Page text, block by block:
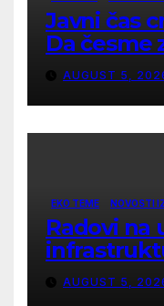
Javni čas
Da česme
AUGUST 5,
EKO TEME NOVOSTI
Radovi na
AUGUST 5,